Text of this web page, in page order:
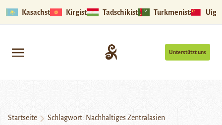
Kasachstan Kirgistan Tadschikistan Turkmenistan
Unterstützt uns
Startseite Schlagwort: Nachhaltiges Zentralasien